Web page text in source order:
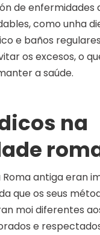
de enfermidades
como unha
e baños
os excesos, o
a saúde.
na
Roma antiga eran
que os seus
moi diferentes
e